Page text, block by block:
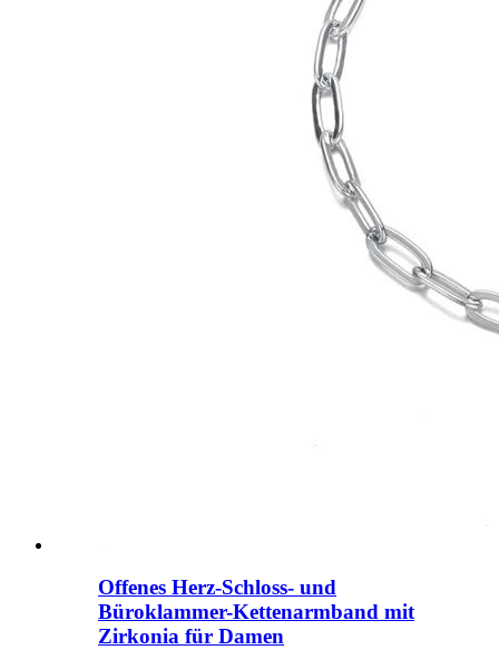
Offenes Herz-Schloss- und
Büroklammer-Kettenarmband mit
Zirkonia für Damen